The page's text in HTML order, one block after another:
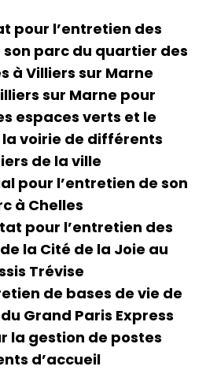
pour l’entretien des
parc du quartier des
à Villiers sur Marne
sur Marne pour
espaces verts et le
voirie de différents
de la ville
pour l’entretien de son
à Chelles
pour l’entretien des
la Cité de la Joie au
Trévise
de bases de vie de
Grand Paris Express
la gestion de postes
d’accueil